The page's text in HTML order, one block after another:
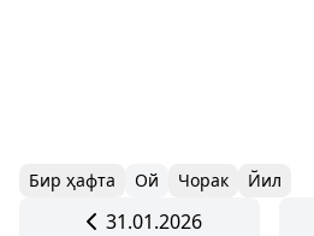
Бир ҳафта Ой Чорак Йил
31.01.2026